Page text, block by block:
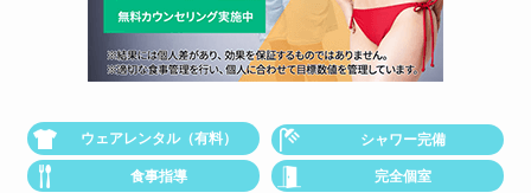
ウェアレンタル（有料） シャワー完備
食事指導 完全個室